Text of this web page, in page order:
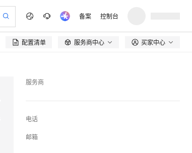
备案 控制台
配置清单  服务商中心 买家中心
服务商
电话
邮箱